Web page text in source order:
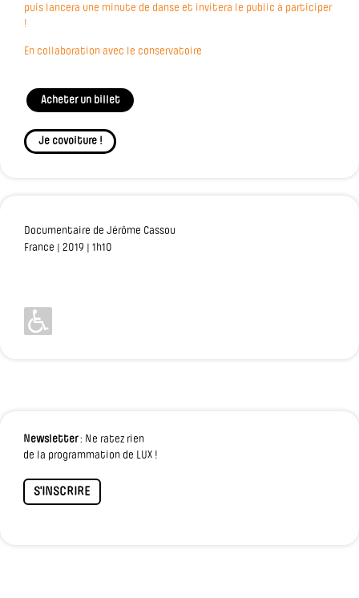
puis lancera une minute de danse et invitera le public à participer
!
En collaboration avec le conservatoire
Acheter un billet
Je covoiture !
Documentaire de Jérôme Cassou
France | 2019 | 1h10
Newsletter: Ne ratez rien
de la programmation de LUX !
S'INSCRIRE